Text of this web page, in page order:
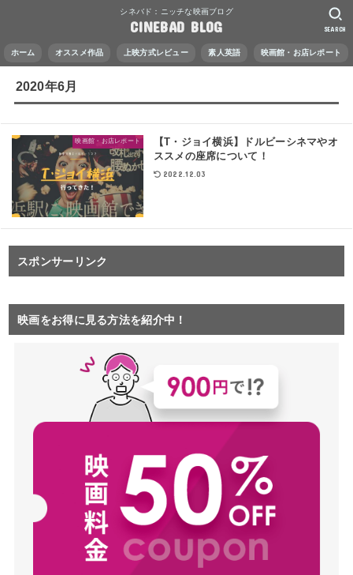
シネバド：ニッチな映画ブログ
CINEBAD BLOG
ホーム オススメ作品 上映方式レビュー 素人英語 映画館・お店レポート
SEARCH
2020年6月
映画館・お店レポート
【T・ジョイ横浜】ドルビーシネマやオ
ススメの座席について！
2022.12.03
スポンサーリンク
映画をお得に見る方法を紹介中！